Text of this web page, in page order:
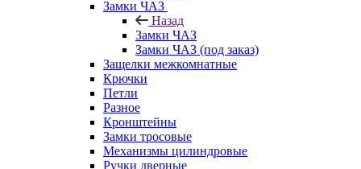
Замки ЧАЗ
Назад
Замки ЧАЗ
Замки ЧАЗ (под заказ)
Защелки межкомнатные
Крючки
Петли
Разное
Кронштейны
Замки тросовые
Механизмы цилиндровые
Ручки дверные